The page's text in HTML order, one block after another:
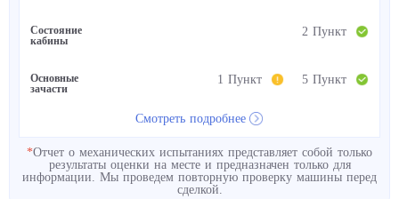
Состояние
кабины
2 Пункт
Основные
зачасти
5 Пункт
1 Пункт
Смотреть подробнее
*Отчет о механических испытаниях представляет собой только
результаты оценки на месте и предназначен только для
информации. Мы проведем повторную проверку машины перед
сделкой.